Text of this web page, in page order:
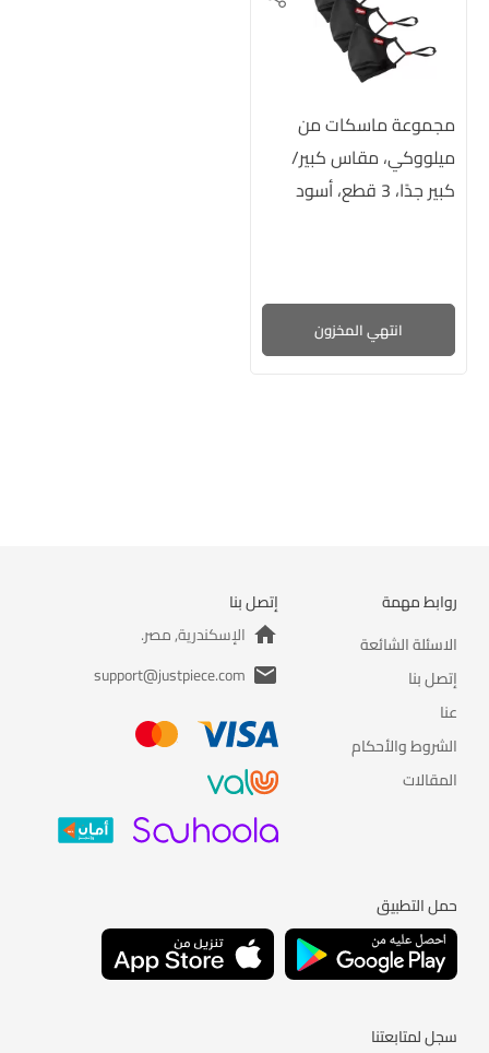
مجموعة ماسكات من
ميلووكي، مقاس كبير/
كبير جدًا، 3 قطع، أسود
انتهي المخزون
روابط مهمة
الاسئلة الشائعة
إتصل بنا
عنا
الشروط والأحكام
المقالات
إتصل بنا
الإسكندرية, مصر.
support@justpiece.com
حمل التطبيق
سجل لمتابعتنا